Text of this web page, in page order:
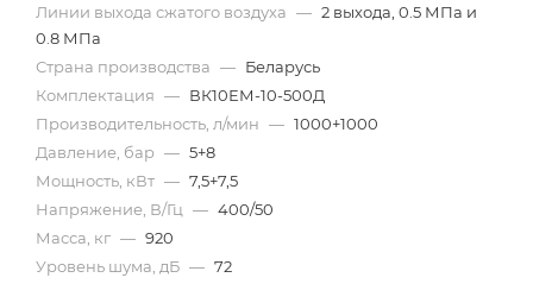
Линии выхода сжатого воздуха — 2 выхода, 0.5 МПа и
0.8 МПа
Страна производства — Беларусь
Комплектация — ВК10ЕМ-10-500Д
Производительность, л/мин — 1000+1000
Давление, бар — 5+8
Мощность, кВт — 7,5+7,5
Напряжение, В/Гц — 400/50
Масса, кг — 920
Уровень шума, дБ — 72